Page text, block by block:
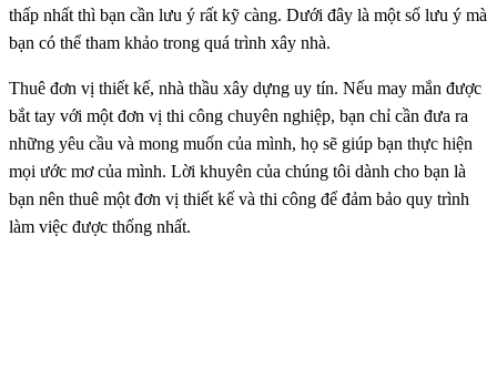
thấp nhất thì bạn cần lưu ý rất kỹ càng. Dưới đây là một số lưu ý mà
bạn có thể tham khảo trong quá trình xây nhà.
Thuê đơn vị thiết kế, nhà thầu xây dựng uy tín. Nếu may mắn được
bắt tay với một đơn vị thi công chuyên nghiệp, bạn chỉ cần đưa ra
những yêu cầu và mong muốn của mình, họ sẽ giúp bạn thực hiện
mọi ước mơ của mình. Lời khuyên của chúng tôi dành cho bạn là
bạn nên thuê một đơn vị thiết kế và thi công để đảm bảo quy trình
làm việc được thống nhất.